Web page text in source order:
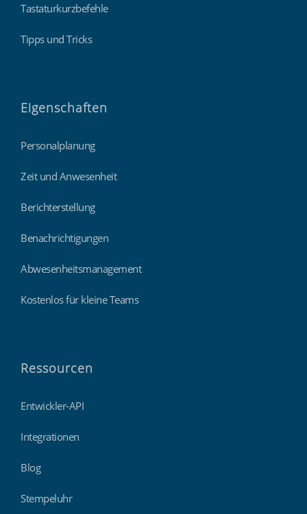
Tastaturkurzbefehle
Tipps und Tricks
Eigenschaften
Personalplanung
Zeit und Anwesenheit
Berichterstellung
Benachrichtigungen
Abwesenheitsmanagement
Kostenlos für kleine Teams
Ressourcen
Entwickler-API
Integrationen
Blog
Stempeluhr